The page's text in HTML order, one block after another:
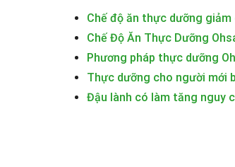
Chế độ ăn thực dưỡng
Chế Độ Ăn Thực Dưỡng
Phương pháp thực dưỡng
Thực dưỡng cho người mới
Đậu lành có làm tăng nguy